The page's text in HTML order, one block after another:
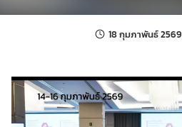
18 กุมภาพันธ์ 2569